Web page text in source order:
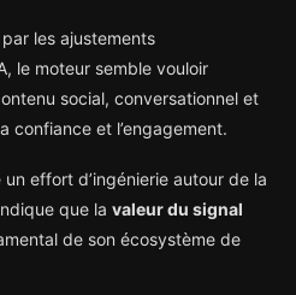
les ajustements
le moteur semble vouloir
social, conversationnel et
et l’engagement.
effort d’ingénierie autour de la
que la valeur du signal
de son écosystème de